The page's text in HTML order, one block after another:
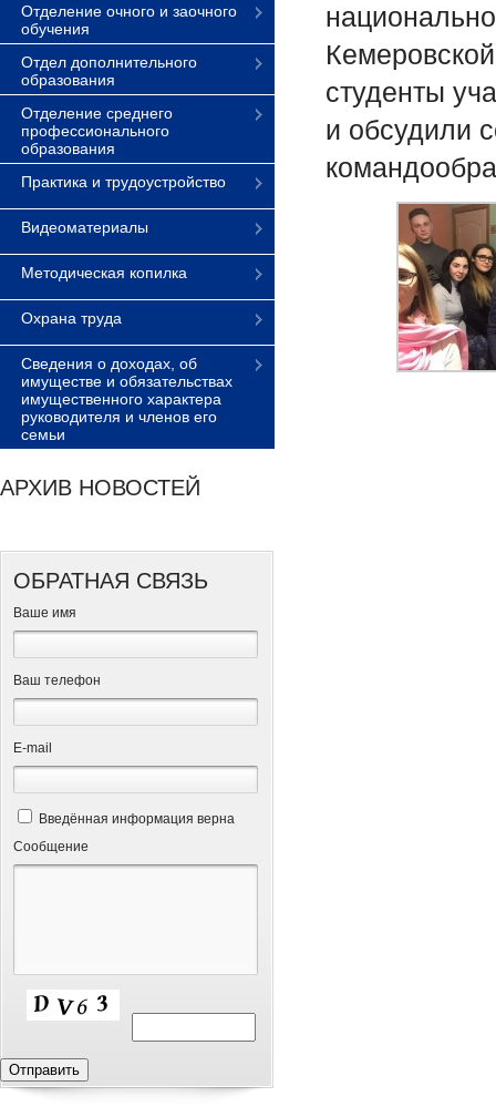
Отделение очного и заочного
обучения
Отдел дополнительного
образования
Отделение среднего
профессионального
образования
Практика и трудоустройство
Видеоматериалы
Методическая копилка
Охрана труда
Сведения о доходах, об
имуществе и обязательствах
имущественного характера
руководителя и членов его
семьи
АРХИВ НОВОСТЕЙ
ОБРАТНАЯ СВЯЗЬ
Ваше имя
Ваш телефон
Е-mail
Введённая информация верна
Сообщение
студенты
и обсудили